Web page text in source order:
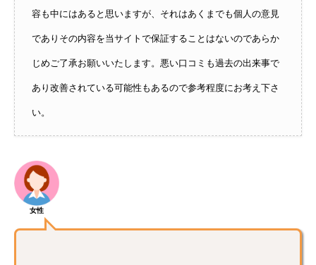
容も中にはあると思いますが、それはあくまでも個人の意見
でありその内容を当サイトで保証することはないのであらか
じめご了承お願いいたします。悪い口コミも過去の出来事で
あり改善されている可能性もあるので参考程度にお考え下さ
い。
女性